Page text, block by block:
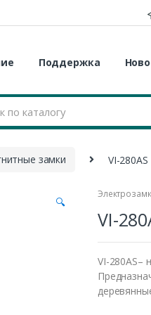
Поддержка
замки VI-
🔍
VI-
VI-280AS–